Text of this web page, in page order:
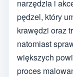
narzędzia i
pędzel, który
krawędzi oraz
natomiast
większych
proces